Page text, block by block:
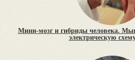
Мини-мозг и гибриды человека.
электрическую